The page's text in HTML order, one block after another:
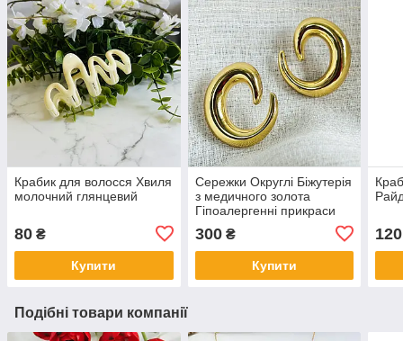
Крабик для волосся Хвиля
молочний глянцевий
80 ₴
Купити
Сережки Округлі Біжутерія
з медичного золота
Гіпоалергенні прикраси
300₴
Купити
120
Подібні товари компанії